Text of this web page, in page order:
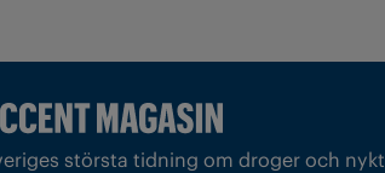
största tidning om droger och